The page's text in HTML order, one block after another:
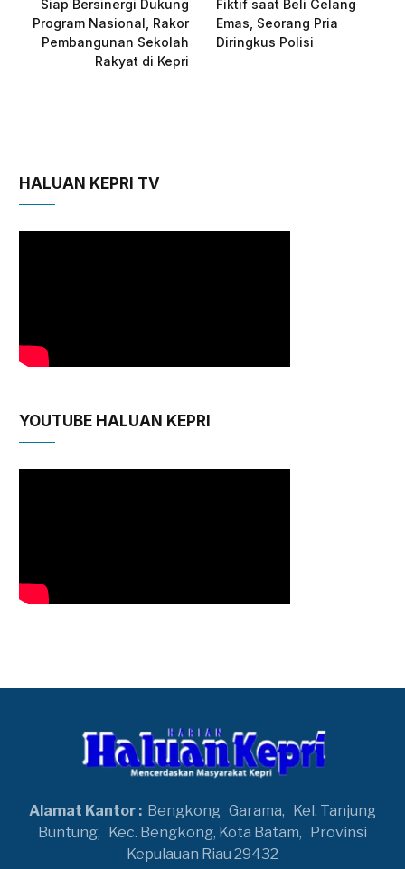
Siap Bersinergi Dukung
Program Nasional, Rakor
Pembangunan Sekolah
Rakyat di Kepri
Fiktif saat Beli Gelang
Emas, Seorang Pria
Diringkus Polisi
HALUAN KEPRI TV
YOUTUBE HALUAN KEPRI
Alamat Kantor : Bengkong Garama, Kel. Tanjung
Buntung, Kec. Bengkong, Kota Batam, Provinsi
Kepulauan Riau 29432